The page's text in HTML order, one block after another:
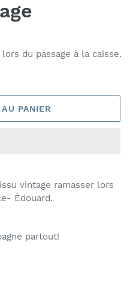
du passage à la caisse.
PANIER
vintage ramasser lors
Édouard.
partout!